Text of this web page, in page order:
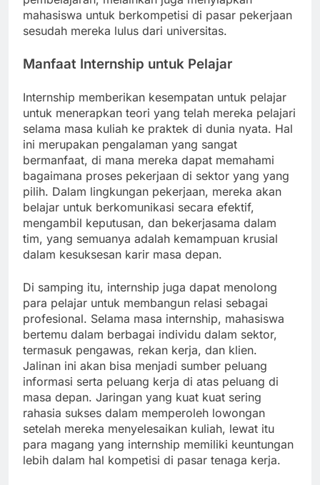
mahasiswa untuk berkompetisi di pasar pekerjaan
sesudah mereka lulus dari universitas.
Manfaat Internship untuk Pelajar
Internship memberikan kesempatan untuk pelajar
untuk menerapkan teori yang telah mereka pelajari
selama masa kuliah ke praktek di dunia nyata. Hal
ini merupakan pengalaman yang sangat
bermanfaat, di mana mereka dapat memahami
bagaimana proses pekerjaan di sektor yang yang
pilih. Dalam lingkungan pekerjaan, mereka akan
belajar untuk berkomunikasi secara efektif,
mengambil keputusan, dan bekerjasama dalam
tim, yang semuanya adalah kemampuan krusial
dalam kesuksesan karir masa depan.
Di samping itu, internship juga dapat menolong
para pelajar untuk membangun relasi sebagai
profesional. Selama masa internship, mahasiswa
bertemu dalam berbagai individu dalam sektor,
termasuk pengawas, rekan kerja, dan klien.
Jalinan ini akan bisa menjadi sumber peluang
informasi serta peluang kerja di atas peluang di
masa depan. Jaringan yang kuat kuat sering
rahasia sukses dalam memperoleh lowongan
setelah mereka menyelesaikan kuliah, lewat itu
para magang yang internship memiliki keuntungan
lebih dalam hal kompetisi di pasar tenaga kerja.